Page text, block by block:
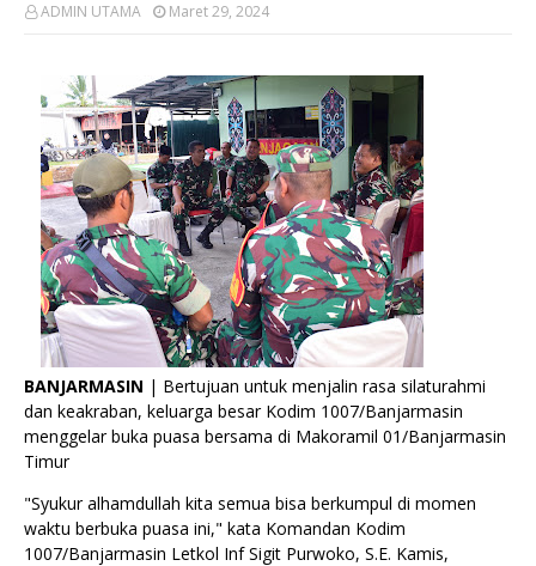
ADMIN UTAMA Maret 29, 2024
BANJARMASIN | Bertujuan untuk menjalin rasa silaturahmi
dan keakraban, keluarga besar Kodim 1007/Banjarmasin
menggelar buka puasa bersama di Makoramil 01/Banjarmasin
Timur
"Syukur alhamdullah kita semua bisa berkumpul di momen
waktu berbuka puasa ini," kata Komandan Kodim
1007/Banjarmasin Letkol Inf Sigit Purwoko, S.E. Kamis,